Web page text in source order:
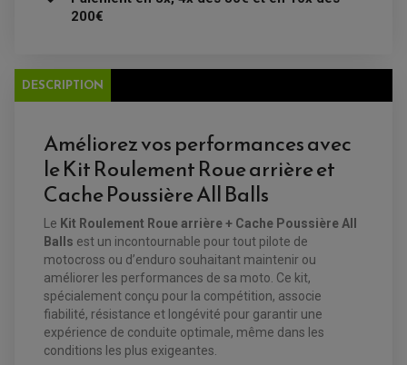
BATTERIE
CHARGEUR BATTERIE
ECLAIRAGE MOTO
FEUX ADDITIONNELS
KIT RECONDITIONNEMENT DEMARREUR
STATOR
ENTRETIEN MOTO
ATELIER, PADDOCK, STAND
BOUGIE NGK
FILTRE A AIR
FILTRE A HUILE
OUTILLAGE
PRODUIT D'ENTRETIEN
CHARGEUR DE BATTERIE
REDRESSEUR / RÉGULATEUR
FREINAGE
DISQUE DE FREIN ARRIERE
PLAQUETTE DE FREIN AVANT
PLAQUETTE DE FREIN ARRIERE
MAÎTRE CYLINDRE
POMPE À EAU BOYESEN
KIT RÉPARATION CARBU
DURITE RADIATEUR
200€
DESCRIPTION
Améliorez vos performances avec
le Kit Roulement Roue arrière et
Cache Poussière All Balls
Le Kit Roulement Roue arrière + Cache Poussière All
Balls est un incontournable pour tout pilote de
motocross ou d’enduro souhaitant maintenir ou
améliorer les performances de sa moto. Ce kit,
spécialement conçu pour la compétition, associe
fiabilité, résistance et longévité pour garantir une
expérience de conduite optimale, même dans les
conditions les plus exigeantes.